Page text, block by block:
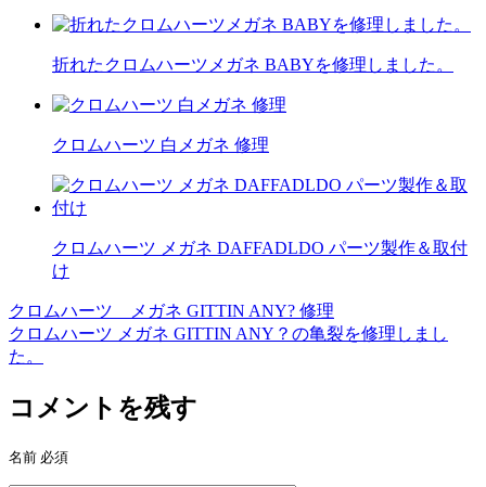
折れたクロムハーツメガネ BABYを修理しました。
クロムハーツ 白メガネ 修理
クロムハーツ メガネ DAFFADLDO パーツ製作＆取付
け
投
稿
ビ
ゲ
クロムハーツ メガネ GITTIN ANY? 修理
クロムハーツ メガネ GITTIN ANY？の亀裂を修理しまし
た。
コメントを残す
名前 必須